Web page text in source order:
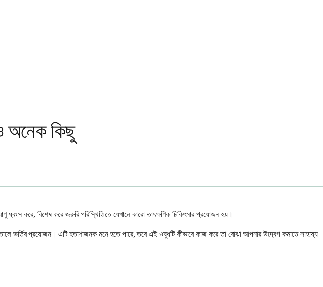
অনেক কিছু
ধ্বংস করে, বিশেষ করে জরুরি পরিস্থিতিতে যেখানে কারো তাৎক্ষণিক চিকিৎসার প্রয়োজন হয়।
ভর্তির প্রয়োজন। এটি হতাশাজনক মনে হতে পারে, তবে এই ওষুধটি কীভাবে কাজ করে তা বোঝা আপনার উদ্বেগ কমাতে সাহায্য